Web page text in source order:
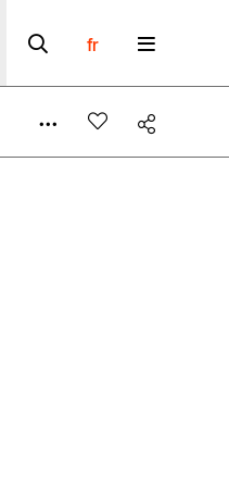
fr
de rendre
Cette